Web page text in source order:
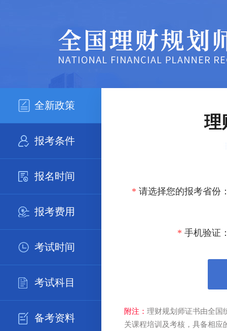
全新政策
报考条件
报名时间
报考费用
考试时间
考试科目
备考资料
理
* 请选择您的报考省份
* 手机验证
附注： 理财规划师证书由全国
关课程培训及考核，具备相应